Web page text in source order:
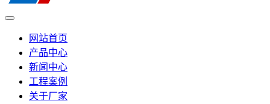
网站首页
产品中心
新闻中心
工程案例
关于厂家